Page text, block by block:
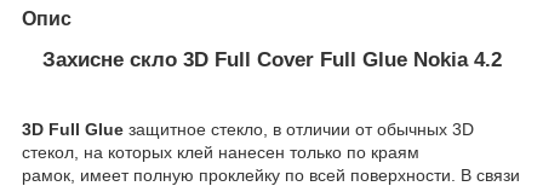
Опис
Захисне скло 3D Full Cover Full Glue Nokia 4.2
3D Full Glue защитное стекло, в отличии от обычных 3D
стекол, на которых клей нанесен только по краям
рамок, имеет полную проклейку по всей поверхности. В связи